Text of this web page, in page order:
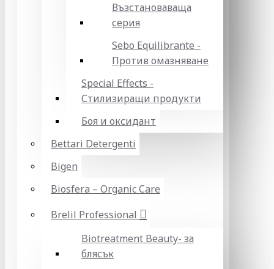
Възстановаваща
серия
Sebo Equilibrante -
Против омазняване
Special Effects -
Стилизиращи продукти
Боя и оксидант
Bettari Detergenti
Bigen
Biosfera – Organic Care
Brelil Professional
Biotreatment Beauty- за
блясък